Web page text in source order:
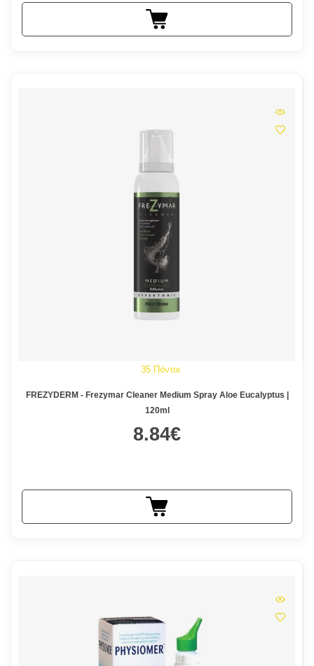
35 Πόντοι
FREZYDERM - Frezymar Cleaner Medium Spray Aloe Eucalyptus |
120ml
8.84€